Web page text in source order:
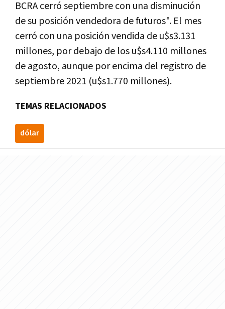
BCRA cerró septiembre con una disminución
de su posición vendedora de futuros". El mes
cerró con una posición vendida de u$s3.131
millones, por debajo de los u$s4.110 millones
de agosto, aunque por encima del registro de
septiembre 2021 (u$s1.770 millones).
TEMAS RELACIONADOS
dólar